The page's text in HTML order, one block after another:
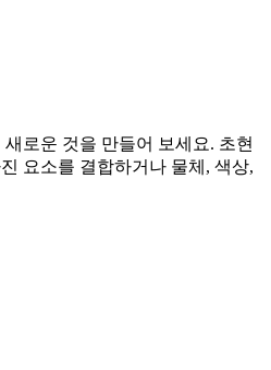
로운 것을 만들어 보세요. 초현
요소를 결합하거나 물체, 색상,